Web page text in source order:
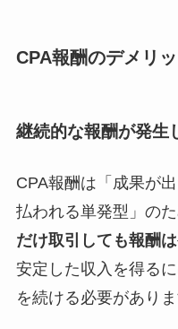
CPA報酬のデメリッ
継続的な報酬が発生
CPA報酬は「成果が
払われる単発型」のた
だけ取引しても報酬
安定した収入を得る
を続ける必要がありま